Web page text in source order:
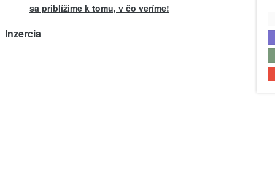
sa priblížime k tomu, v čo veríme!
Inzercia